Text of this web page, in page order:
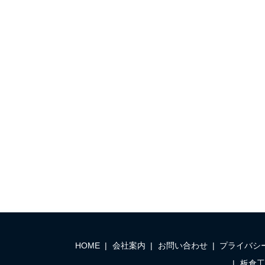
HOME 会社案内 お問い合わせ
プライバシ